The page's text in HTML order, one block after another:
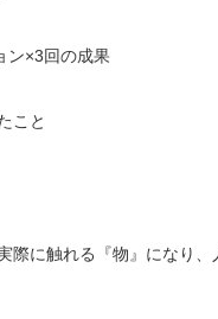
ン×3回の成果
こと
際に触れる『物』になり、